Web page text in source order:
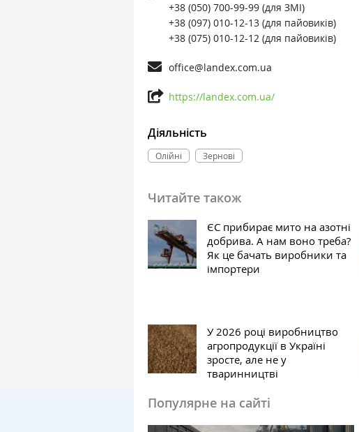
+38 (050) 700-99-99 (для ЗМІ)
+38 (097) 010-12-13 (для пайовиків)
+38 (075) 010-12-12 (для пайовиків)
office@landex.com.ua
https://landex.com.ua/
Діяльність
Олійні Зернові
Читайте також
ЄС прибирає мито на азотні
добрива. А нам воно треба?
Як це бачать виробники та
імпортери
У 2026 році виробництво
агропродукції в Україні
зросте, але не у
тваринництві
Популярне на сайті